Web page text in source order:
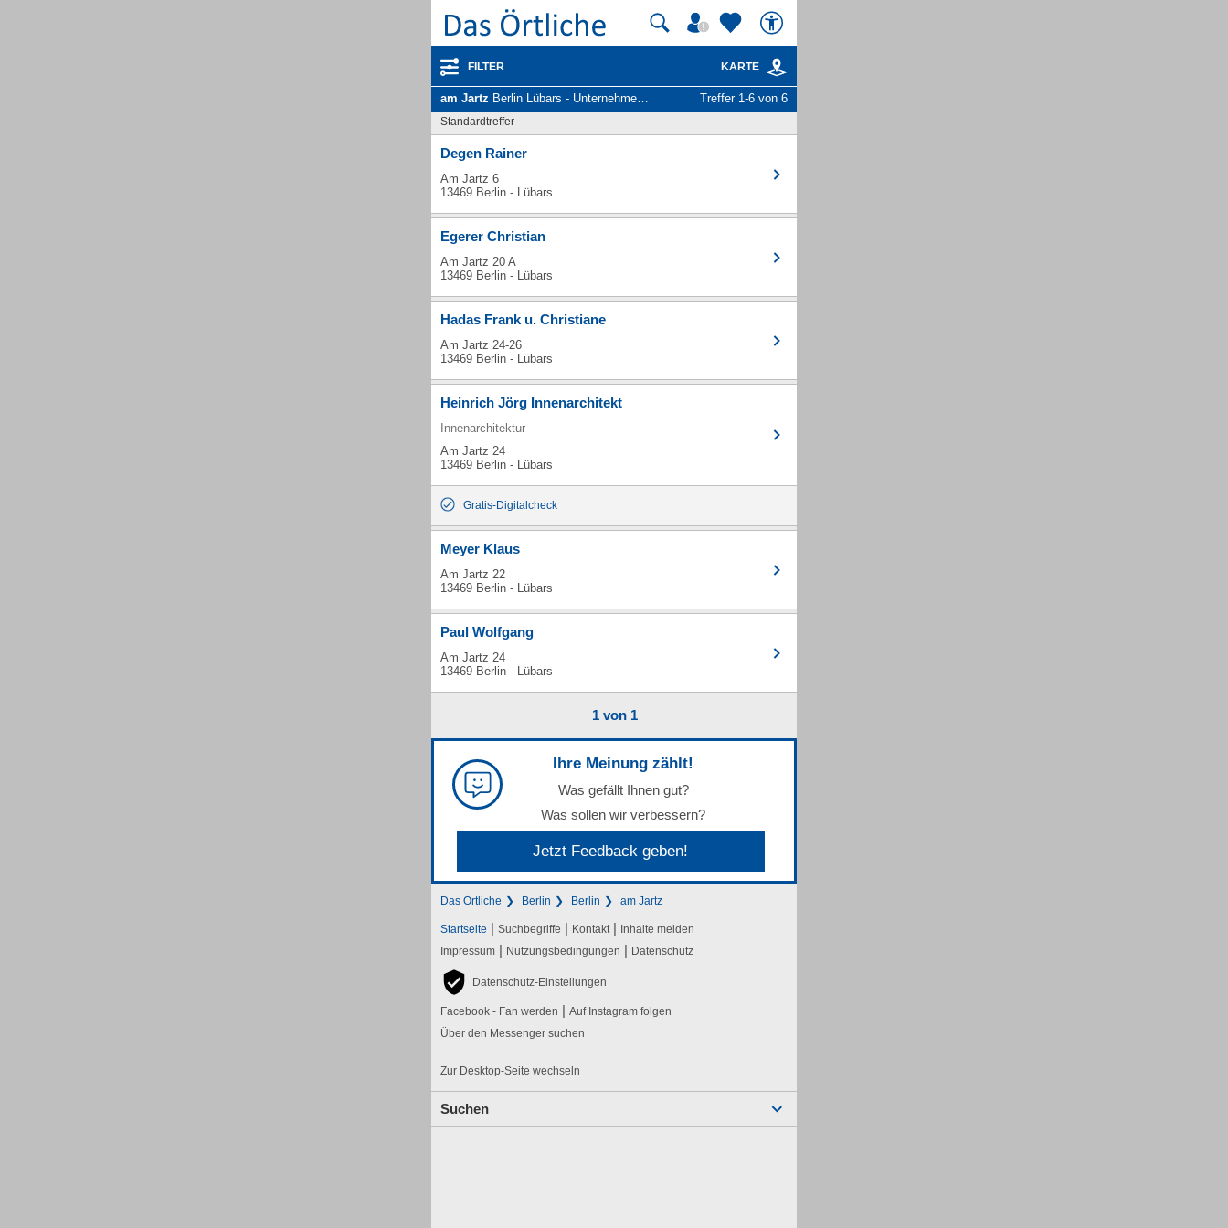
FILTER KARTE
am Jartz Berlin Lübars - Unternehmen und Personen Treffer 1-6 von 6
Standardtreffer
Degen Rainer
Am Jartz 6
13469 Berlin - Lübars
Egerer Christian
Am Jartz 20 A
13469 Berlin - Lübars
Hadas Frank u. Christiane
Am Jartz 24-26
13469 Berlin - Lübars
Heinrich Jörg Innenarchitekt
Innenarchitektur
Am Jartz 24
13469 Berlin - Lübars
Gratis-Digitalcheck
Meyer Klaus
Am Jartz 22
13469 Berlin - Lübars
Paul Wolfgang
Am Jartz 24
13469 Berlin - Lübars
1 von 1
Ihre Meinung zählt!
Was gefällt Ihnen gut?
Was sollen wir verbessern?
Jetzt Feedback geben!
Das Örtliche Berlin Berlin am Jartz
Startseite | Suchbegriffe | Kontakt | Inhalte melden
Impressum | Nutzungsbedingungen | Datenschutz
Datenschutz-Einstellungen
Facebook - Fan werden | Auf Instagram folgen
Über den Messenger suchen
Zur Desktop-Seite wechseln
Suchen